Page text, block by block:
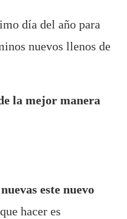
día del año para
nuevos llenos de
la mejor manera
este nuevo
hacer es